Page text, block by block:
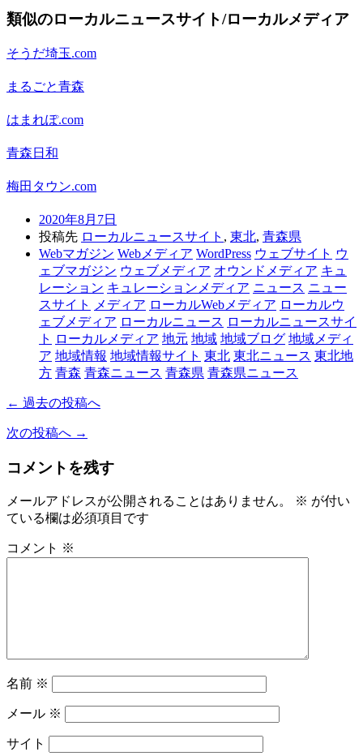
類似のローカルニュースサイト/ローカルメディア
そうだ埼玉.com
まるごと青森
はまれぽ.com
青森日和
梅田タウン.com
2020年8月7日
投稿先 ローカルニュースサイト , 東北, 青森県
Webマガジン Webメディア WordPress ウェブサイト ウ
ェブマガジン ウェブメディア オウンドメディア キュ
レーション キュレーションメディア ニュース ニュー
スサイト
メディア ローカルWebメディア ローカルウ
ェブメディア ローカルニュース ローカルニュースサイ
ト
ローカルメディア 地元 地域 地域ブログ 地域メディ
ア 地域情報 地域情報サイト 東北 東北ニュース 東北地
方 青森 青森ニュース 青森県 青森県ニュース
← 過去の投稿へ
次の投稿へ →
コメントを残す
メールアドレスが公開されることはありません。 ※ が付い
ている欄は必須項目です
コメント ※
名前 ※
メール ※
サイト